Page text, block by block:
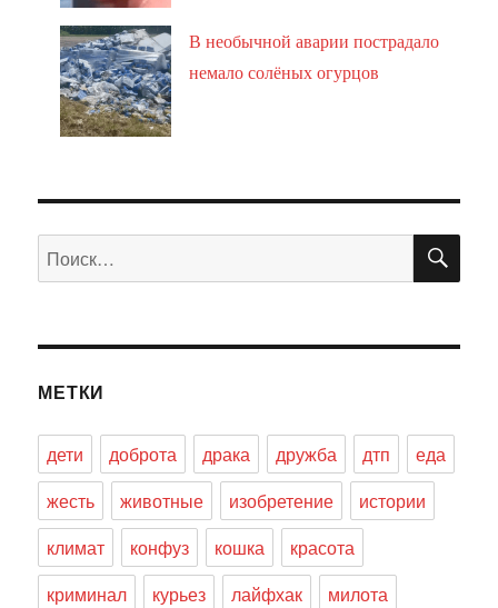
В необычной аварии пострадало
немало солёных огурцов
Искать:
МЕТКИ
дети доброта драка дружба дтп
еда
жесть
животные изобретение
истории
климат
конфуз кошка
красота
криминал
курьез лайфхак
милота